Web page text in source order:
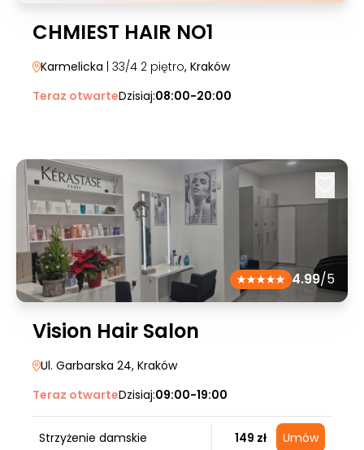
CHMIEST HAIR NO1
Karmelicka | 33/4 2 piętro, Kraków
Teraz otwarteDzisiaj:08:00-20:00
4.99/5
Vision Hair Salon
Ul. Garbarska 24, Kraków
Teraz otwarteDzisiaj:09:00-19:00
Strzyżenie damskie 149 zł Umów